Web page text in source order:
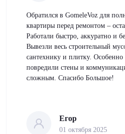
Обратился в GomeleVoz для
квартиры перед ремонтом –
Работали быстро, аккуратно и
Вывезли весь строительный
сантехнику и плитку. Особенно
повредили стены и
сложным. Спасибо Большое!
Егор
01 октября 2025